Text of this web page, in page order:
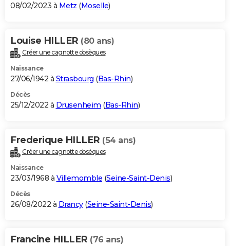
08/02/2023 à Metz (Moselle)
Louise HILLER (80 ans)
Créer une cagnotte obsèques
Naissance
27/06/1942 à Strasbourg (Bas-Rhin)
Décès
25/12/2022 à Drusenheim (Bas-Rhin)
Frederique HILLER (54 ans)
Créer une cagnotte obsèques
Naissance
23/03/1968 à Villemomble (Seine-Saint-Denis)
Décès
26/08/2022 à Drancy(Seine-Saint-Denis)
Francine HILLER (76 ans)